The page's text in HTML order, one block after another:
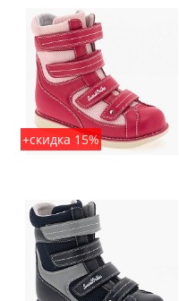
+скидка 15%